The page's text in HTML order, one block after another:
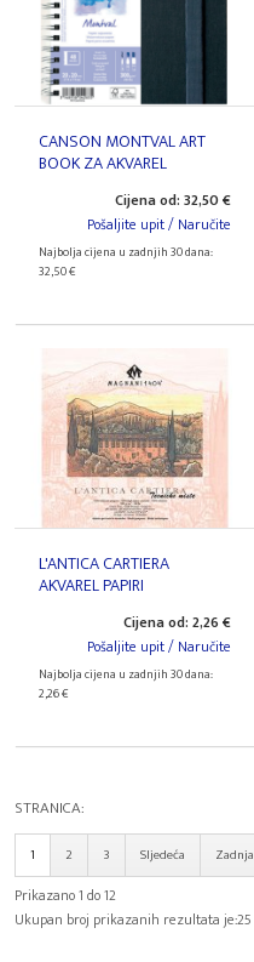
CANSON MONTVAL ART
BOOK ZA AKVAREL
Cijena od: 32,50 €
Pošaljite upit / Naručite
Najbolja cijena u zadnjih 30 dana:
32,50 €
L'ANTICA CARTIERA
AKVAREL PAPIRI
Cijena od: 2,26 €
Pošaljite upit / Naručite
Najbolja cijena u zadnjih 30 dana:
2,26 €
STRANICA:
1 2 3 Sljedeća Zadnja
Prikazano 1 do 12
Ukupan broj prikazanih rezultata je:25